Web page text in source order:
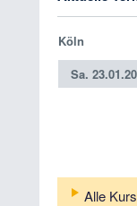
Köln
Sa.
Alle